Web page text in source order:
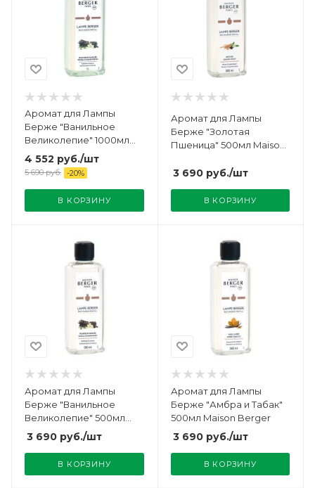
Аромат для Лампы
Берже "Ванильное
Великолепие" 1000мл
Maison Berger
4 552 руб./шт
5 690руб. -20%
В КОРЗИНУ
Аромат для Лампы
Берже "Золотая
Пшеница" 500мл Maison
3 690руб./шт
В КОРЗИНУ
Аромат для Лампы
Берже "Ванильное
Великолепие" 500мл
Maison Berger
3 690 руб./шт
В КОРЗИНУ
Аромат для Лампы
Берже "Амбра и Табак"
500мл Maison Berger
3 690руб./шт
В КОРЗИНУ